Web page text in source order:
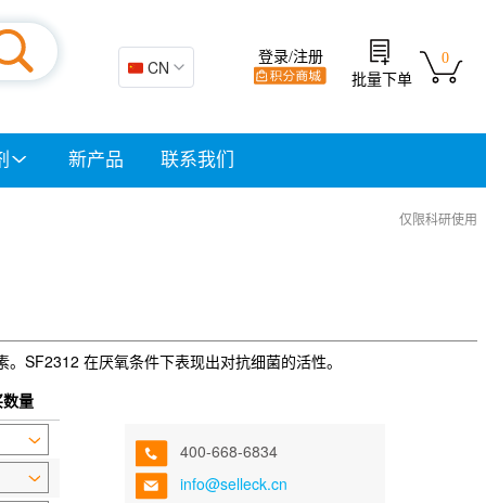
🇨🇳 CN
0
批量下单
登录/注册
新产品 联系我们
仅限科研使用
SF2312 在厌氧条件下表现出对抗细菌的活性。
量
400-668-6834
info@selleck.cn